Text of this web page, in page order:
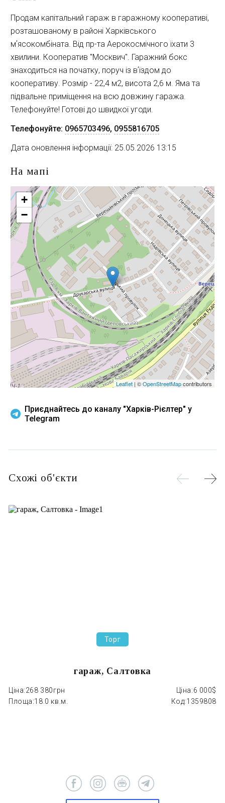
Продам капітальний гараж в гаражному кооперативі,
розташованому в районі Харківського
мʼясокомбіната. Від пр-та Аерокосмічного їхати 3
хвилини. Кооператив "Москвич". Гаражний бокс
знаходиться на початку, поруч із вʼїздом до
кооперативу. Розмір - 22,4 м2, висота 2,6 м. Яма та
підвальне приміщення на всю довжину гаража.
Телефонуйте! Готові до швидкої угоди.
Телефонуйте: 0965703496, 0955816705
Дата оновлення інформації: 25.05.2026 13:15
На мапі
+
−
Leaflet | ©OpenStreetMapcontributors
Приєднайтесь до каналу "Харків-Рієлтер" у
Telegram
Схожі об'єкти
Торг
гараж, Салтовка
Ціна:268 380грн Ціна:6 000$
Площа:18.0 кв.м. Код:1359808